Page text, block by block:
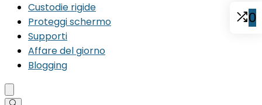
Custodie rigide
Proteggi schermo
Supporti
Affare del giorno
Blogging
0